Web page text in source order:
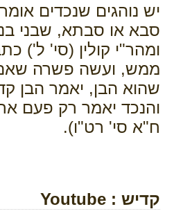
יש נוהגים שנכדים
סבא או סבתא, שבני
ומהר"י קולין (סי' ל')
ממש, ועשה פשרה
שהוא הבן, יאמר הבן
והנכד יאמר רק פעם
ח"א סי' רט"ו).
קדיש : Youtube